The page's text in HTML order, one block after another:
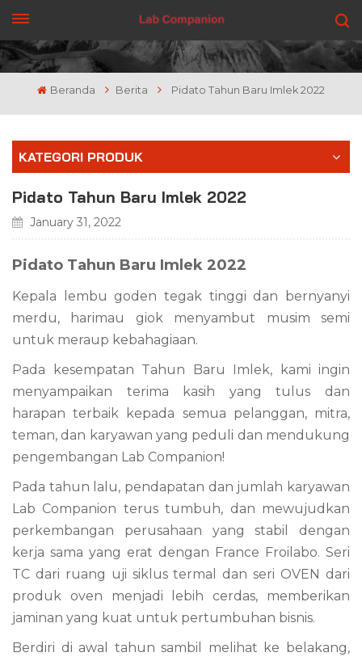
DAPATKAN PENAWARAN
Beranda Berita Pidato Tahun Baru Imlek 2022
KATEGORI PRODUK
Pidato Tahun Baru Imlek 2022
January 31, 2022
Pidato Tahun Baru Imlek 2022
Kepala lembu goden tegak tinggi dan bernyanyi
merdu, harimau giok menyambut musim semi
untuk meraup kebahagiaan.
Pada kesempatan Tahun Baru Imlek, kami ingin
menyampaikan terima kasih yang tulus dan
harapan terbaik kepada semua pelanggan, mitra,
teman, dan karyawan yang peduli dan mendukung
pengembangan Lab Companion!
Pada tahun lalu, pendapatan dan jumlah karyawan
Lab Companion terus tumbuh, dan mewujudkan
perkembangan perusahaan yang stabil dengan
kerja sama yang erat dengan France Froilabo. Seri
TC dari ruang uji siklus termal dan seri OVEN dari
produk oven menjadi lebih cerdas, memberikan
jaminan yang kuat untuk pertumbuhan bisnis.
Berdiri di awal tahun sambil melihat ke belakang,